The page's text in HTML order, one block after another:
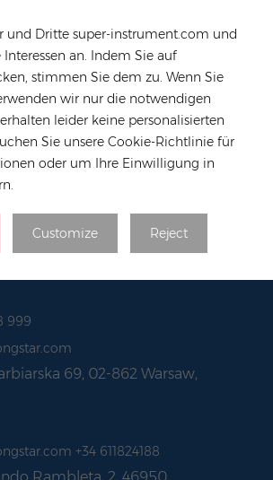
und Dritte super-instrument.com und
an. Indem Sie auf
stimmen Sie dem zu. Wenn Sie
wir nur die notwendigen
leider keine personalisierten
Sie unsere Cookie-Richtlinie für
oder um Ihre Einwilligung in
Customize Reject
896
HoChi
Moi, Phu Thuan, District 7,
999
69, 02-862 Warsaw,
+34 611824188